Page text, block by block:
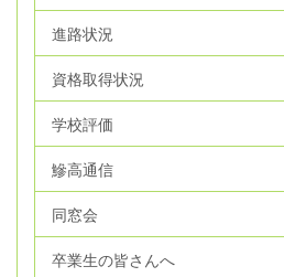
進路状況
資格取得状況
学校評価
鰺高通信
同窓会
卒業生の皆さんへ